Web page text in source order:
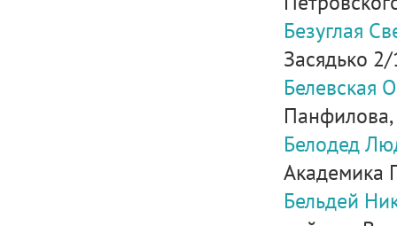
Безуглая
Засядько
Белевская
Белодед
Академика
Бельдей